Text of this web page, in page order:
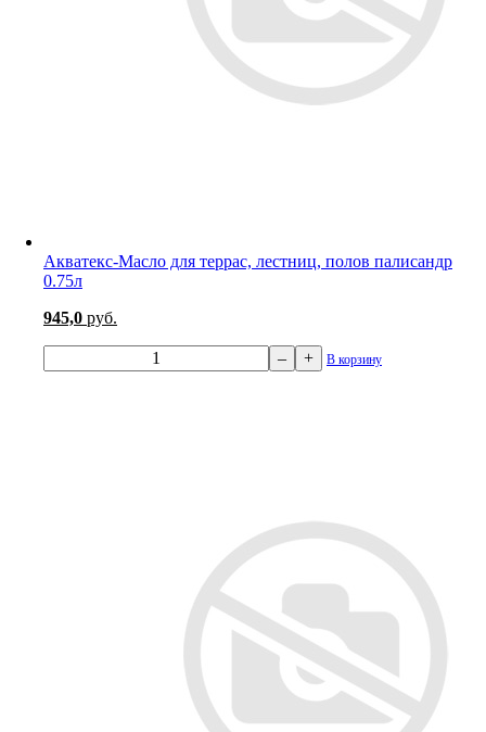
Акватекс-Масло для террас, лестниц, полов палисандр
0.75л
945,0 руб.
– + В корзину